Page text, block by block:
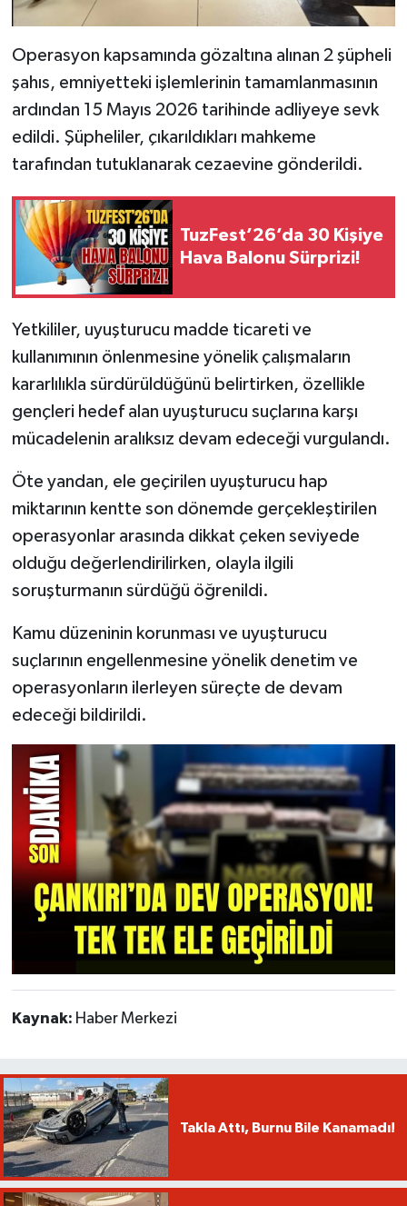
Operasyon kapsamında gözaltına alınan 2 şüpheli
şahıs, emniyetteki işlemlerinin tamamlanmasının
ardından 15 Mayıs 2026 tarihinde adliyeye sevk
edildi. Şüpheliler, çıkarıldıkları mahkeme
tarafından tutuklanarak cezaevine gönderildi.
TuzFest’26’da 30 Kişiye
Hava Balonu Sürprizi!
Yetkililer, uyuşturucu madde ticareti ve
kullanımının önlenmesine yönelik çalışmaların
kararlılıkla sürdürüldüğünü belirtirken, özellikle
gençleri hedef alan uyuşturucu suçlarına karşı
mücadelenin aralıksız devam edeceği vurgulandı.
Öte yandan, ele geçirilen uyuşturucu hap
miktarının kentte son dönemde gerçekleştirilen
operasyonlar arasında dikkat çeken seviyede
olduğu değerlendirilirken, olayla ilgili
soruşturmanın sürdüğü öğrenildi.
Kamu düzeninin korunması ve uyuşturucu
suçlarının engellenmesine yönelik denetim ve
operasyonların ilerleyen süreçte de devam
edeceği bildirildi.
Kaynak: Haber Merkezi
Takla Attı, Burnu Bile Kanamadı!